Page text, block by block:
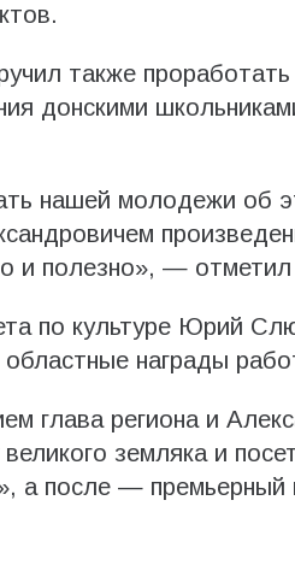
также
донскими
нашей молодежи об
и полезно», —
по культуре Юрий
награды
глава региона и
земляка и
а после — премьерный